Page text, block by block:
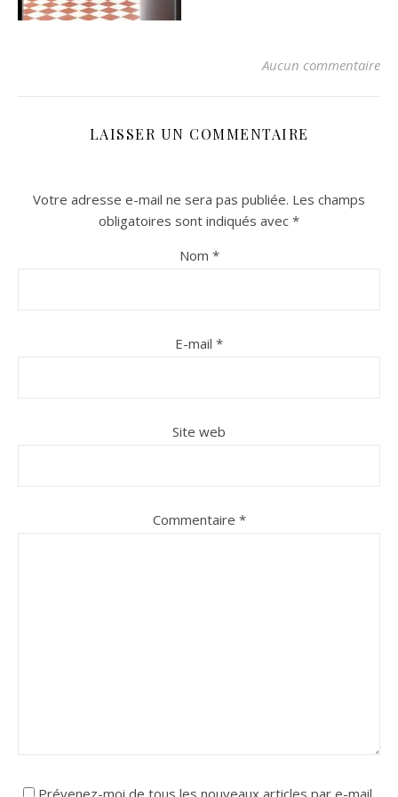
sur Instagram
sur Instagram
Aucun commentaire
LAISSER UN COMMENTAIRE
Votre adresse e-mail ne sera pas publiée. Les champs
obligatoires sont indiqués avec *
Nom *
E-mail *
Site web
Commentaire *
Prévenez-moi de tous les nouveaux articles par e-mail.